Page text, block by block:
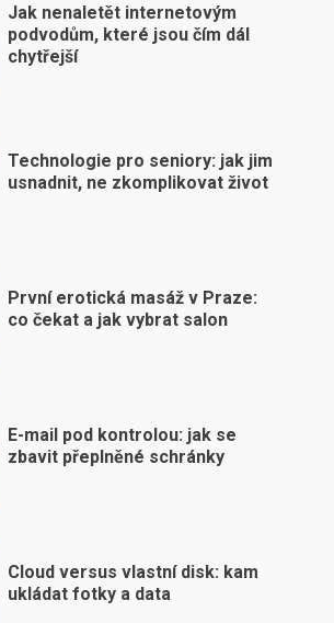
Jak nenaletět internetovým
podvodům, které jsou čím dál
chytřejší
Technologie pro seniory: jak jim
usnadnit, ne zkomplikovat život
První erotická masáž v Praze:
co čekat a jak vybrat salon
E-mail pod kontrolou: jak se
zbavit přeplněné schránky
Cloud versus vlastní disk: kam
ukládat fotky a data